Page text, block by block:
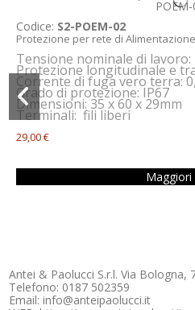
Codice: S2-POEM-02
Protezione per rete di
Tensione nominale di lavoro:
Protezione longitudinale e
Corrente di fuga vero terra:
Grado di protezione: IP67
Dimensioni: 35 x 60 x 29mm
Terminali: fili liberi
29,00 €
Maggiori
Antei & Paolucci S.r.l. Via Bologna,
Telefono: 0187 502359
Email: info@anteipaolucci.it